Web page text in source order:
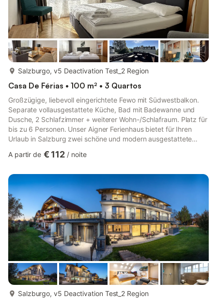
Salzburgo, v5 Deactivation Test_2 Region
Casa De Férias • 100 m² • 3 Quartos
Großzügige, liebevoll eingerichtete Fewo mit Südwestbalkon.
Separate vollausgestattete Küche, Bad mit Badewanne und
Dusche, 2 Schlafzimmer + weiterer Wohn-/Schlafraum. Platz für
bis zu 6 Personen. Unser Aigner Ferienhaus bietet für Ihren
Urlaub in Salzburg zwei schöne und modern ausgestattete
liebeswertesten Stadtteile von Salzburg. Nur wenige Minuten
ruhigen Wohngegend gelegen, lernen Sie die Mozartstadt von
Ihrer besten Seite kennen. In unserem Haus genießen Sie Ihren
Url...
A partir de € 112 / noite
Salzburgo, v5 Deactivation Test_2 Region